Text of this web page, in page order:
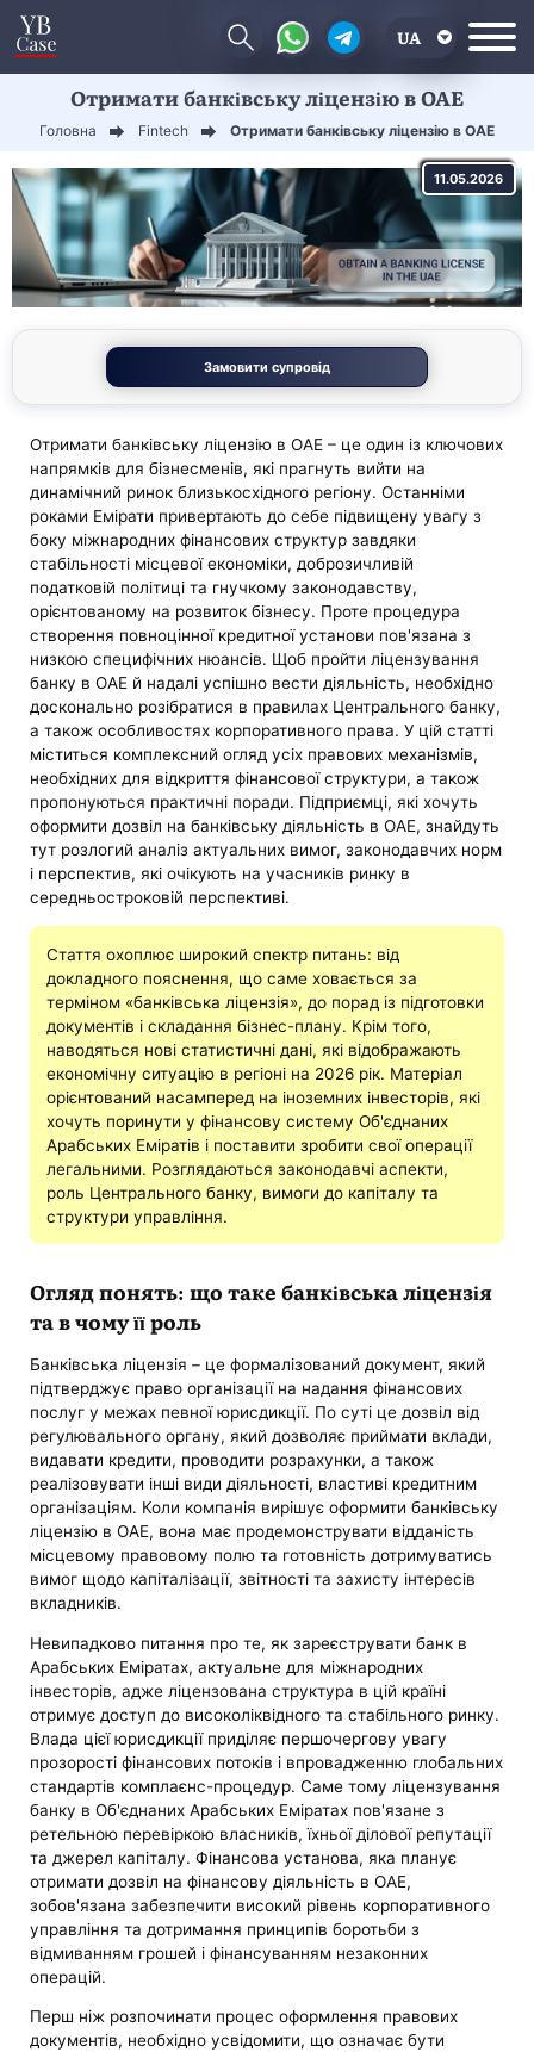
UA
Отримати банківську ліцензію в ОАЕ
Головна Fintech Отримати банківську ліцензію в ОАЕ
11.05.2026
Замовити супровід
Отримати банківську ліцензію в ОАЕ – це один із ключових
напрямків для бізнесменів, які прагнуть вийти на
динамічний ринок близькосхідного регіону. Останніми
роками Емірати привертають до себе підвищену увагу з
боку міжнародних фінансових структур завдяки
стабільності місцевої економіки, доброзичливій
податковій політиці та гнучкому законодавству,
орієнтованому на розвиток бізнесу. Проте процедура
створення повноцінної кредитної установи пов'язана з
низкою специфічних нюансів. Щоб пройти ліцензування
банку в ОАЕ й надалі успішно вести діяльність, необхідно
досконально розібратися в правилах Центрального банку,
а також особливостях корпоративного права. У цій статті
міститься комплексний огляд усіх правових механізмів,
необхідних для відкриття фінансової структури, а також
пропонуються практичні поради. Підприємці, які хочуть
оформити дозвіл на банківську діяльність в ОАЕ, знайдуть
тут розлогий аналіз актуальних вимог, законодавчих норм
і перспектив, які очікують на учасників ринку в
середньостроковій перспективі.
Стаття охоплює широкий спектр питань: від
докладного пояснення, що саме ховається за
терміном «банківська ліцензія», до порад із підготовки
документів і складання бізнес-плану. Крім того,
наводяться нові статистичні дані, які відображають
економічну ситуацію в регіоні на 2026 рік. Матеріал
орієнтований насамперед на іноземних інвесторів, які
хочуть поринути у фінансову систему Об'єднаних
Арабських Еміратів і поставити зробити свої операції
легальними. Розглядаються законодавчі аспекти,
роль Центрального банку, вимоги до капіталу та
структури управління.
Огляд понять: що таке банківська ліцензія
та в чому її роль
Банківська ліцензія – це формалізований документ, який
підтверджує право організації на надання фінансових
послуг у межах певної юрисдикції. По суті це дозвіл від
регулювального органу, який дозволяє приймати вклади,
видавати кредити, проводити розрахунки, а також
реалізовувати інші види діяльності, властиві кредитним
організаціям. Коли компанія вирішує оформити банківську
ліцензію в ОАЕ, вона має продемонструвати відданість
місцевому правовому полю та готовність дотримуватись
вимог щодо капіталізації, звітності та захисту інтересів
вкладників.
Невипадково питання про те, як зареєструвати банк в
Арабських Еміратах, актуальне для міжнародних
інвесторів, адже ліцензована структура в цій країні
отримує доступ до високоліквідного та стабільного ринку.
Влада цієї юрисдикції приділяє першочергову увагу
прозорості фінансових потоків і впровадженню глобальних
стандартів комплаєнс-процедур. Саме тому ліцензування
банку в Об'єднаних Арабських Еміратах пов'язане з
ретельною перевіркою власників, їхньої ділової репутації
та джерел капіталу. Фінансова установа, яка планує
отримати дозвіл на фінансову діяльність в ОАЕ,
зобов'язана забезпечити високий рівень корпоративного
управління та дотримання принципів боротьби з
відмиванням грошей і фінансуванням незаконних
операцій.
Перш ніж розпочинати процес оформлення правових
документів, необхідно усвідомити, що означає бути